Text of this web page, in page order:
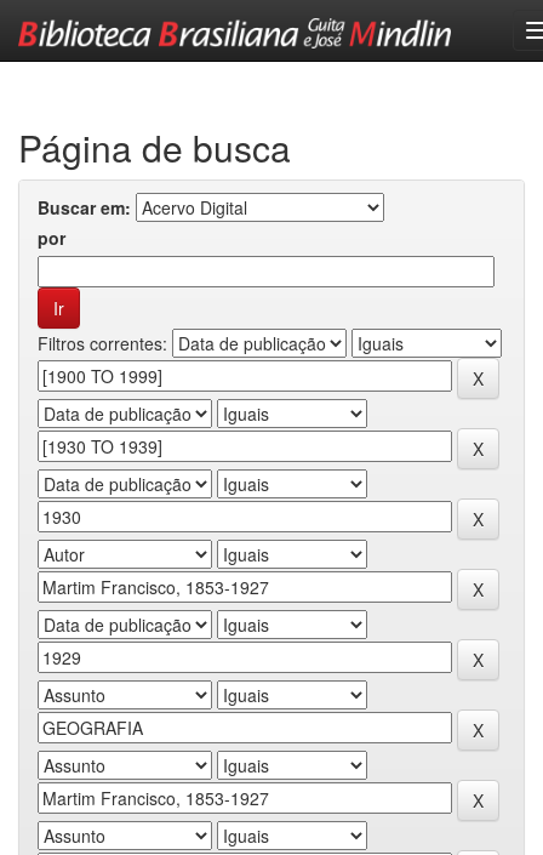
Página de busca
Buscar em:
por
Filtros correntes: